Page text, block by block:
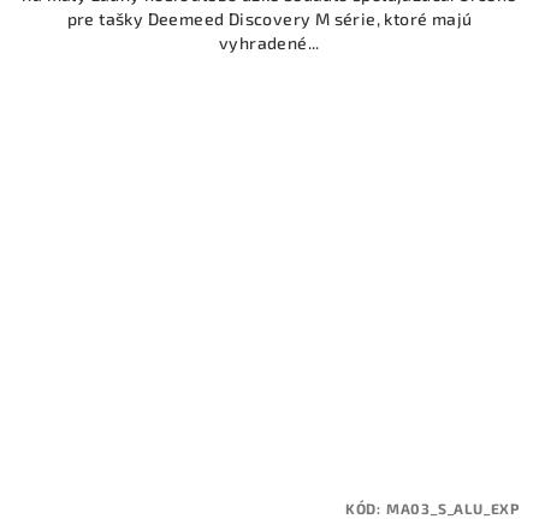
pre tašky Deemeed Discovery M série, ktoré majú
vyhradené...
KÓD: MA03_S_ALU_EXP